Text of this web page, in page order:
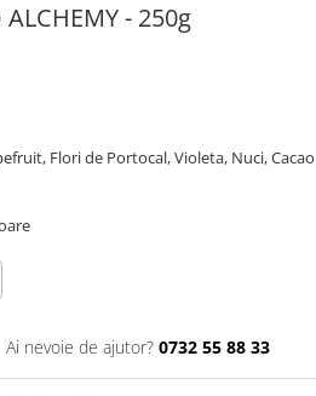
ALCHEMY - 250g
Flori de Portocal, Violeta, Nuci, Cacao
Ai nevoie de ajutor? 0732 55 88 33